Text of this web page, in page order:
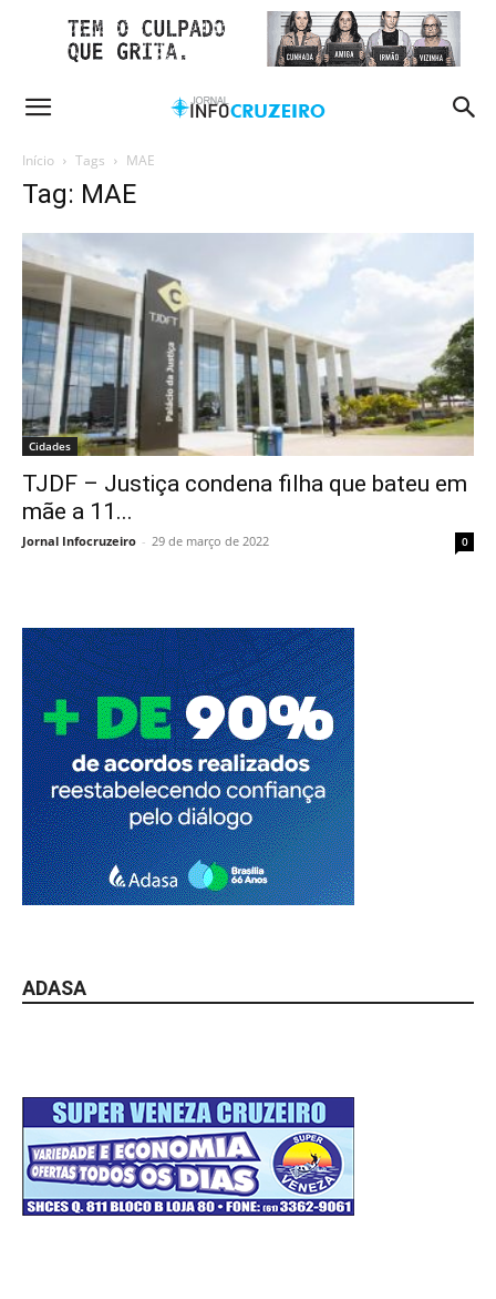
Início Tags MAE
Tag: MAE
Cidades
TJDF – Justiça condena filha que bateu em
mãe a 11...
Jornal Infocruzeiro - 29 de março de 2022 0
ADASA